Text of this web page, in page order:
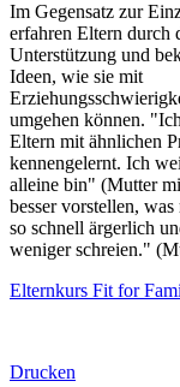
Im Gegensatz zur
erfahren Eltern durch
Unterstützung und
Ideen, wie sie mit
umgehen können.
Eltern mit ähnlichen
kennengelernt. Ich
alleine bin" (Mutter
besser vorstellen,
so schnell ärgerlich
weniger schreien."
Elternkurs Fit for
Drucken